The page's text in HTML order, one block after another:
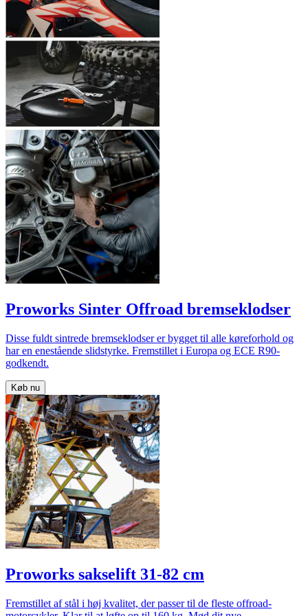
Proworks Sinter Offroad bremseklodser
Disse fuldt sintrede bremseklodser er bygget til alle køreforhold og
har en enestående slidstyrke. Fremstillet i Europa og ECE R90-
godkendt.
Køb nu
Proworks sakselift 31-82 cm
Fremstillet af stål i høj kvalitet, der passer til de fleste offroad-